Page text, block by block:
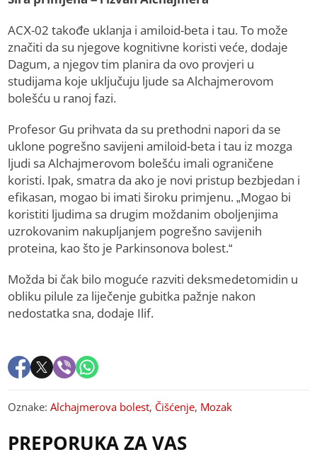
ACX-02 takođe uklanja i amiloid-beta i tau. To može
značiti da su njegove kognitivne koristi veće, dodaje
Dagum, a njegov tim planira da ovo provjeri u
studijama koje uključuju ljude sa Alchajmerovom
bolešću u ranoj fazi.
Profesor Gu prihvata da su prethodni napori da se
uklone pogrešno savijeni amiloid-beta i tau iz mozga
ljudi sa Alchajmerovom bolešću imali ograničene
koristi. Ipak, smatra da ako je novi pristup bezbjedan i
efikasan, mogao bi imati široku primjenu. „Mogao bi
koristiti ljudima sa drugim moždanim oboljenjima
uzrokovanim nakupljanjem pogrešno savijenih
proteina, kao što je Parkinsonova bolest.“
Možda bi čak bilo moguće razviti deksmedetomidin u
obliku pilule za liječenje gubitka pažnje nakon
nedostatka sna, dodaje Ilif.
Oznake:Alchajmerova bolest, Čišćenje, Mozak
PREPORUKA ZA VAS